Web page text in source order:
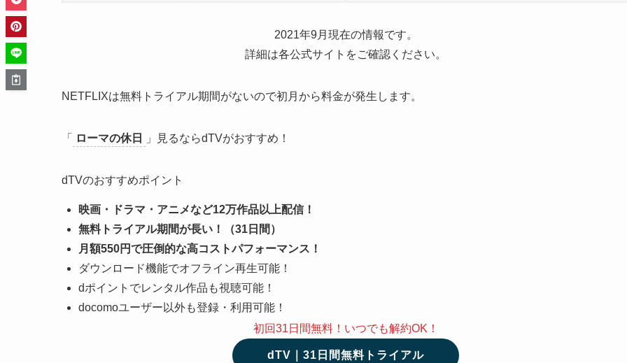
2021年9月現在の情報です。
詳細は各公式サイトをご確認ください。
NETFLIXは無料トライアル期間がないので初月から料金が発生します。
「 ローマの休日 」見るならdTVがおすすめ！
dTVのおすすめポイント
映画・ドラマ・アニメなど12万作品以上配信！
無料トライアル期間が長い！（31日間）
月額550円で圧倒的な高コストパフォーマンス！
ダウンロード機能でオフライン再生可能！
dポイントでレンタル作品も視聴可能！
docomoユーザー以外も登録・利用可能！
初回31日間無料！いつでも解約OK！
dTV｜31日間無料トライアル